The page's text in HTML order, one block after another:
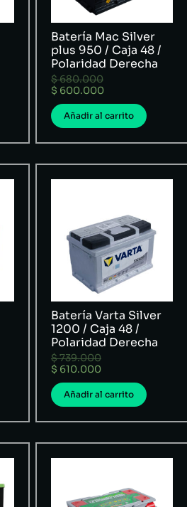
Batería Mac Silver
plus 950 / Caja 48 /
Polaridad Derecha
$680.000
$ 600.000
Añadir al carrito
Batería Varta Silver
1200 / Caja 48 /
Polaridad Derecha
$739.000
$ 610.000
Añadir al carrito